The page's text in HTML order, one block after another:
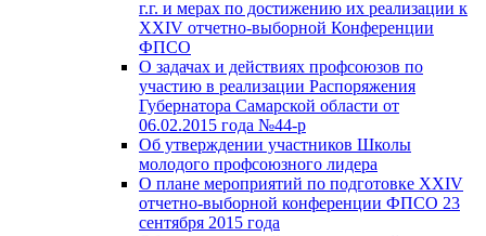
г.г. и мерах по достижению их реализации к
XXIV отчетно-выборной Конференции
ФПСО
О задачах и действиях профсоюзов по
участию в реализации Распоряжения
Губернатора Самарской области от
06.02.2015 года №44-р
Об утверждении участников Школы
молодого профсоюзного лидера
О плане мероприятий по подготовке XXIV
отчетно-выборной конференции ФПСО 23
сентября 2015 года